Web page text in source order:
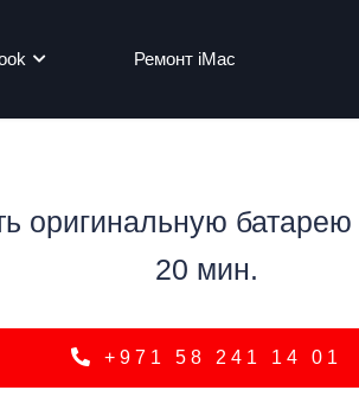
Ремонт iMac
оригинальную
20 мин.
+971 58 241 14 01